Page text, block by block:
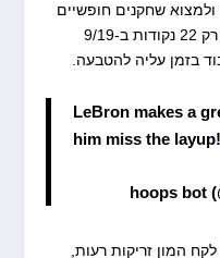
שחקנים חופשיים
(סיים עם 10 אסיסטים), לברון קלע רק 22 נקודות ב-9/19
LeBron makes a
him miss the layup!
המון זריקות רעות,